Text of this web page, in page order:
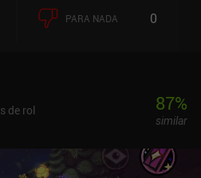
hace posible disparar alrededor
a través de anuncios que
PARA NADA 0
de rol
87%
similar